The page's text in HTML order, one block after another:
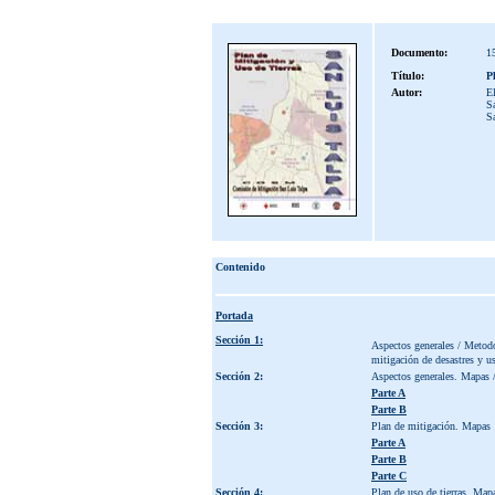
Documento:
Título:
Autor:
Contenido
Portada
Sección 1:
Aspectos generales /
mitigación de desastres y
Sección 2:
Aspectos generales.
Parte A
Parte B
Sección 3:
Plan de mitigación. Mapas
Parte A
Parte B
Parte C
Sección 4:
Plan de uso de tierras.